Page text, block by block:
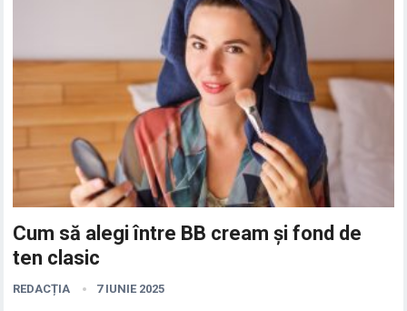
Cum să alegi între BB cream și fond de
ten clasic
REDACȚIA 7 IUNIE 2025